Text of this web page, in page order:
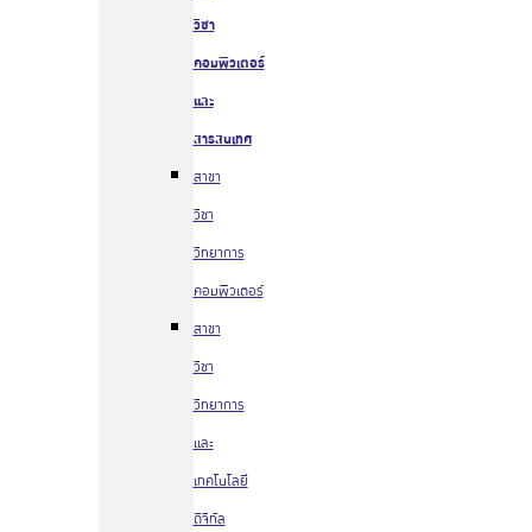
วิชา
คอมพิวเตอร์
และ
สารสนเทศ
สาขา
วิชา
วิทยาการ
คอมพิวเตอร์
สาขา
วิชา
วิทยาการ
และ
เทคโนโลยี
ดิจิทัล